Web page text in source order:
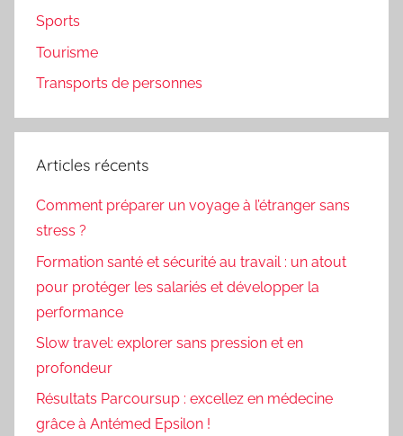
Sports
Tourisme
Transports de personnes
Articles récents
Comment préparer un voyage à l’étranger sans
stress ?
Formation santé et sécurité au travail : un atout
pour protéger les salariés et développer la
performance
Slow travel: explorer sans pression et en
profondeur
Résultats Parcoursup : excellez en médecine
grâce à Antémed Epsilon !